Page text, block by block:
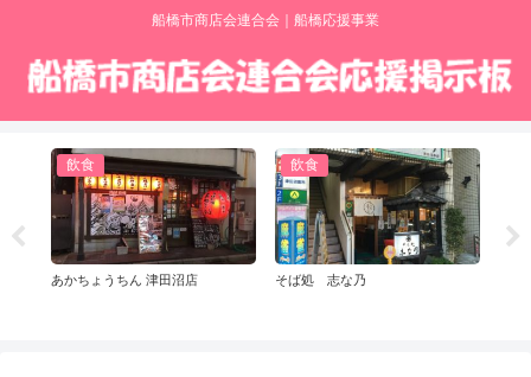
船橋市商店会連合会｜船橋応援事業
飲食
あかちょうちん 津田沼店
飲食
そば処 志な乃